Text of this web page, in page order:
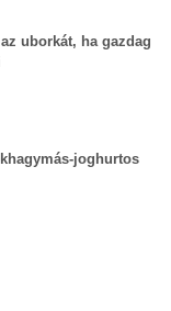
uborkát, ha gazdag
joghurtos